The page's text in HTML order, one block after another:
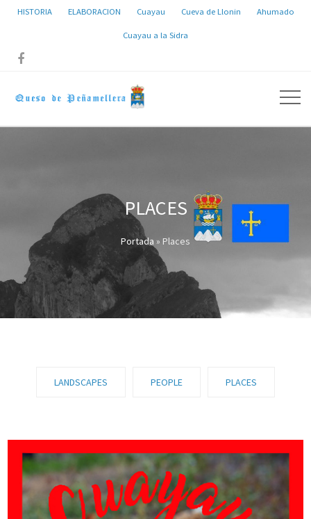
HISTORIA ELABORACION Cuayau Cueva de Llonin Ahumado
Cuayau a la Sidra

PLACES
Portada » Places
LANDSCAPES PEOPLE PLACES